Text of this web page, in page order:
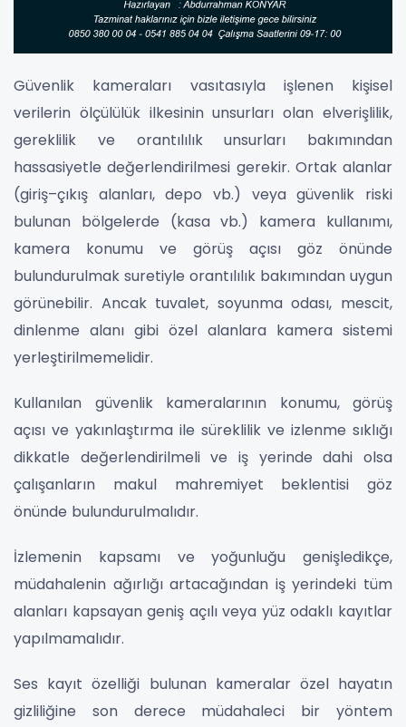
Güvenlik kameraları vasıtasıyla işlenen kişisel
verilerin ölçülülük ilkesinin unsurları olan elverişlilik,
gereklilik ve orantılılık unsurları bakımından
hassasiyetle değerlendirilmesi gerekir. Ortak alanlar
(giriş–çıkış alanları, depo vb.) veya güvenlik riski
bulunan bölgelerde (kasa vb.) kamera kullanımı,
kamera konumu ve görüş açısı göz önünde
bulundurulmak suretiyle orantılılık bakımından uygun
görünebilir. Ancak tuvalet, soyunma odası, mescit,
dinlenme alanı gibi özel alanlara kamera sistemi
yerleştirilmemelidir.
Kullanılan güvenlik kameralarının konumu, görüş
açısı ve yakınlaştırma ile süreklilik ve izlenme sıklığı
dikkatle değerlendirilmeli ve iş yerinde dahi olsa
çalışanların makul mahremiyet beklentisi göz
önünde bulundurulmalıdır.
İzlemenin kapsamı ve yoğunluğu genişledikçe,
müdahalenin ağırlığı artacağından iş yerindeki tüm
alanları kapsayan geniş açılı veya yüz odaklı kayıtlar
yapılmamalıdır.
Ses kayıt özelliği bulunan kameralar özel hayatın
gizliliğine son derece müdahaleci bir yöntem